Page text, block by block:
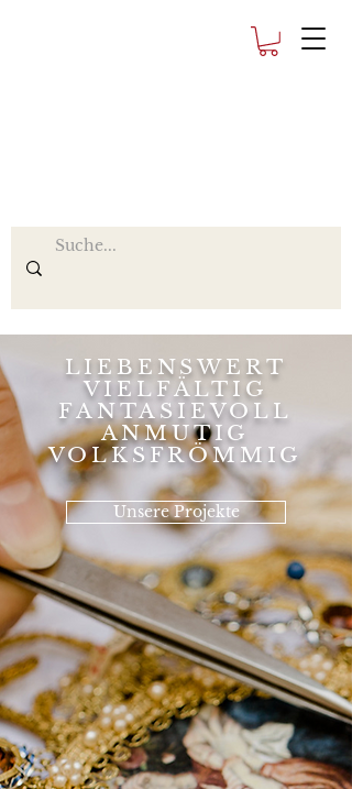
LIEBENSWERT
VIELFÄLTIG
FANTASIEVOLL
ANMUTIG
VOLKSFRÖMMIG
Unsere Projekte